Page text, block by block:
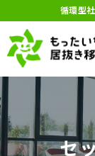
循環型
セ